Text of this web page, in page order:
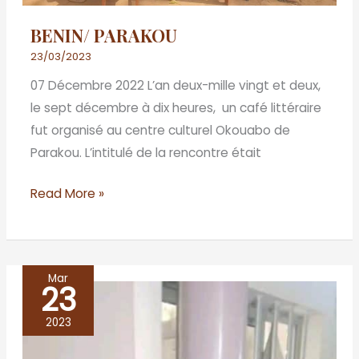
BENIN/ PARAKOU
23/03/2023
07 Décembre 2022 L’an deux-mille vingt et deux,
le sept décembre à dix heures, un café littéraire
fut organisé au centre culturel Okouabo de
Parakou. L’intitulé de la rencontre était
Read More »
Mar
23
2023
BÉNIN